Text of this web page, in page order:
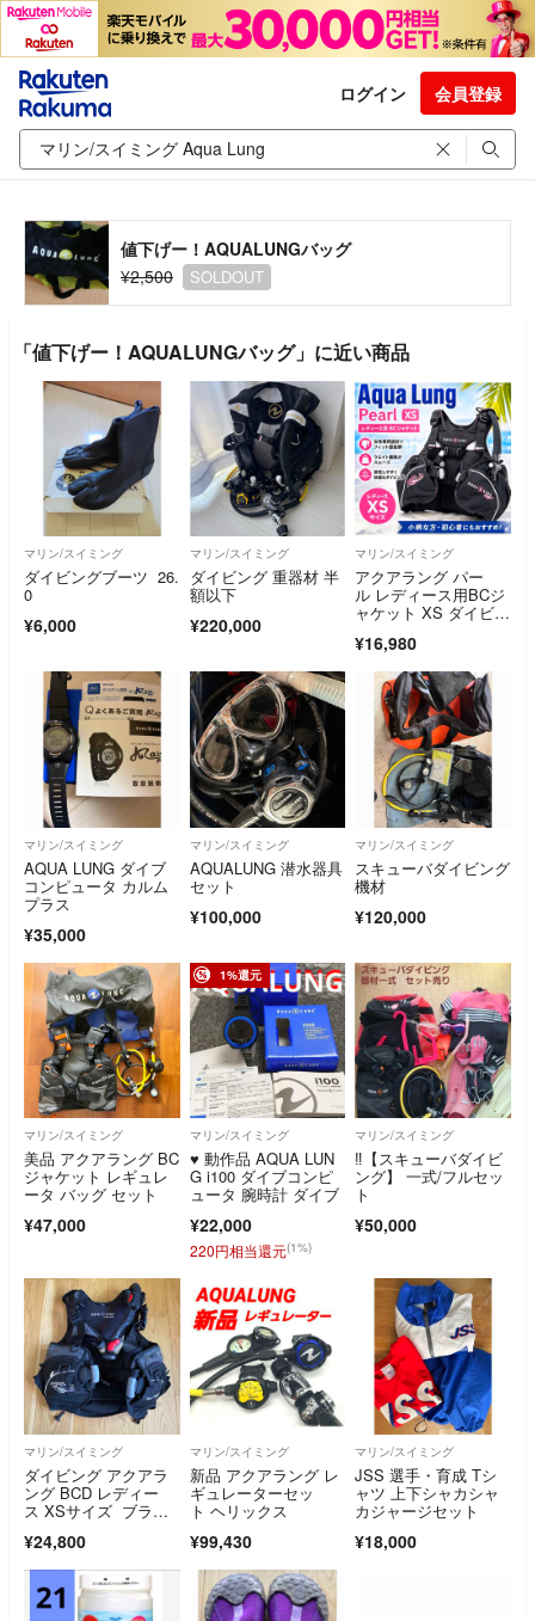
ログイン 会員登録
値下げー！AQUALUNGバッグ
¥2,500
SOLDOUT
「値下げー！AQUALUNGバッグ」に近い商品
マリン/スイミング
ダイビングブーツ 26.
0
¥6,000
マリン/スイミング
ダイビング 重器材 半
額以下
¥220,000
マリン/スイミング
アクアラング パー
ル レディース用BCジ
ャケット XS ダイビン
¥16,980
マリン/スイミング
AQUA LUNG ダイブ
コンピュータ カルム
プラス
¥35,000
マリン/スイミング
AQUALUNG 潜水器具
セット
¥100,000
マリン/スイミング
スキューバダイビング
機材
¥120,000
マリン/スイミング
美品 アクアラング BC
ジャケット レギュレ
ータ バッグ セット
¥47,000
1%還元
マリン/スイミング
♥️ 動作品 AQUA LUN
G i100 ダイブコンピ
ュータ 腕時計 ダイブ
¥22,000
220円相当還元(1%)
マリン/スイミング
‼【スキューバダイビ
ング】 一式/フルセッ
ト
¥50,000
マリン/スイミング
ダイビング アクアラ
ング BCD レディー
ス XSサイズ ブラッ
¥24,800
マリン/スイミング
新品 アクアラング レ
ギュレーターセッ
ト ヘリックス
¥99,430
マリン/スイミング
JSS 選手・育成 Tシ
ャツ 上下シャカシャ
カジャージセット
¥18,000